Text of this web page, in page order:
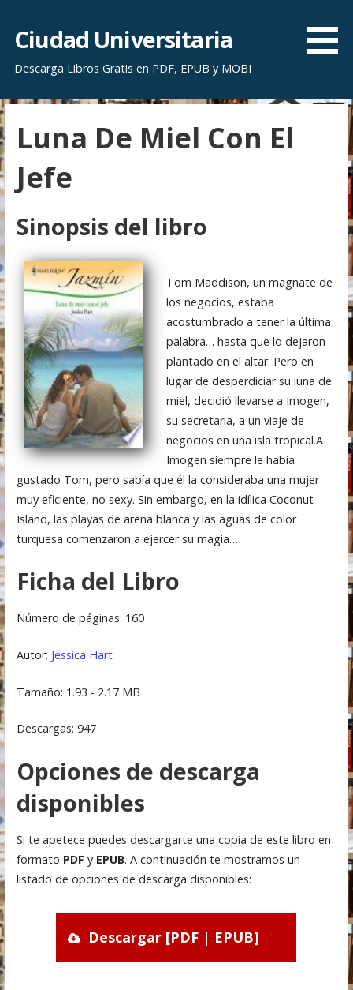
r
a
l
c
o
n
e
n
i
d
o
Ciudad Universitaria
Descarga Libros Gratis en PDF, EPUB y MOBI
Luna De Miel Con El
Jefe
Sinopsis del libro
Tom Maddison, un magnate de
los negocios, estaba
acostumbrado a tener la última
palabra… hasta que lo dejaron
plantado en el altar. Pero en
lugar de desperdiciar su luna de
miel, decidió llevarse a Imogen,
su secretaria, a un viaje de
negocios en una isla tropical.A
Imogen siempre le había
gustado Tom, pero sabía que él la consideraba una mujer
muy eficiente, no sexy. Sin embargo, en la idílica Coconut
Island, las playas de arena blanca y las aguas de color
turquesa comenzaron a ejercer su magia…
Ficha del Libro
Número de páginas: 160
Autor: Jessica Hart
Tamaño: 1.93 - 2.17 MB
Descargas: 947
Opciones de descarga
disponibles
Si te apetece puedes descargarte una copia de este libro en
formato PDF y EPUB. A continuación te mostramos un
listado de opciones de descarga disponibles:
Descargar [PDF | EPUB]